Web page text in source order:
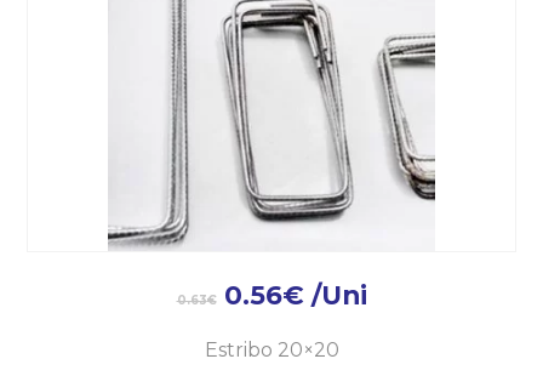
0.63€ 0.56€ /Uni
Estribo 20×20